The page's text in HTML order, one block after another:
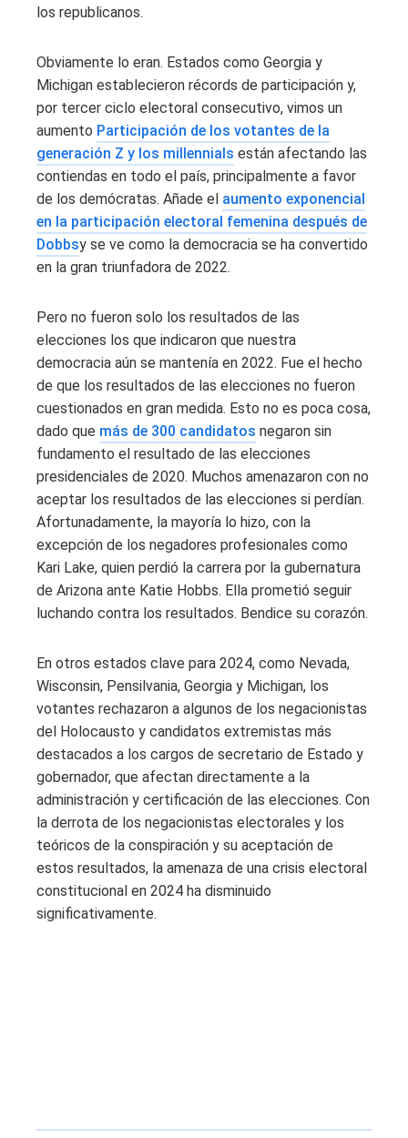
los republicanos.
Obviamente lo eran. Estados como Georgia y
Michigan establecieron récords de participación y,
por tercer ciclo electoral consecutivo, vimos un
aumento Participación de los votantes de la
generación Z y los millennials están afectando las
contiendas en todo el país, principalmente a favor
de los demócratas. Añade el aumento exponencial
en la participación electoral femenina después de
Dobbsy se ve como la democracia se ha convertido
en la gran triunfadora de 2022.
Pero no fueron solo los resultados de las
elecciones los que indicaron que nuestra
democracia aún se mantenía en 2022. Fue el hecho
de que los resultados de las elecciones no fueron
cuestionados en gran medida. Esto no es poca cosa,
dado que más de 300 candidatos negaron sin
fundamento el resultado de las elecciones
presidenciales de 2020. Muchos amenazaron con no
aceptar los resultados de las elecciones si perdían.
Afortunadamente, la mayoría lo hizo, con la
excepción de los negadores profesionales como
Kari Lake, quien perdió la carrera por la gubernatura
de Arizona ante Katie Hobbs. Ella prometió seguir
luchando contra los resultados. Bendice su corazón.
En otros estados clave para 2024, como Nevada,
Wisconsin, Pensilvania, Georgia y Michigan, los
votantes rechazaron a algunos de los negacionistas
del Holocausto y candidatos extremistas más
destacados a los cargos de secretario de Estado y
gobernador, que afectan directamente a la
administración y certificación de las elecciones. Con
la derrota de los negacionistas electorales y los
teóricos de la conspiración y su aceptación de
estos resultados, la amenaza de una crisis electoral
constitucional en 2024 ha disminuido
significativamente.